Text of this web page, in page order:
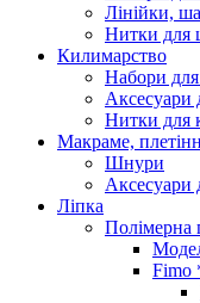
Лінійки,
Нитки для
Килимарство
Набори
Аксесуари
Нитки для
Макраме,
Шнури
Аксесуари
Ліпка
Полімерна
Fimo